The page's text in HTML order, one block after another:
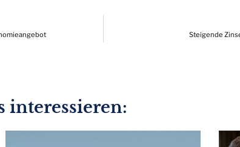
Steigende
interessieren: